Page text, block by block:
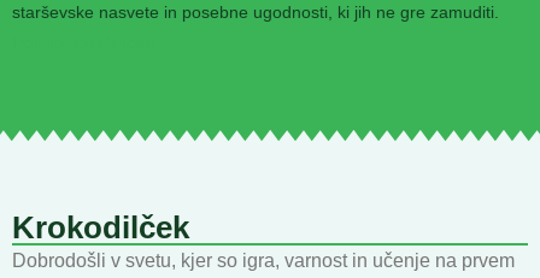
starševske nasvete in posebne ugodnosti, ki jih ne gre zamuditi.
Krokodilček
Dobrodošli v svetu, kjer so igra, varnost in učenje na prvem